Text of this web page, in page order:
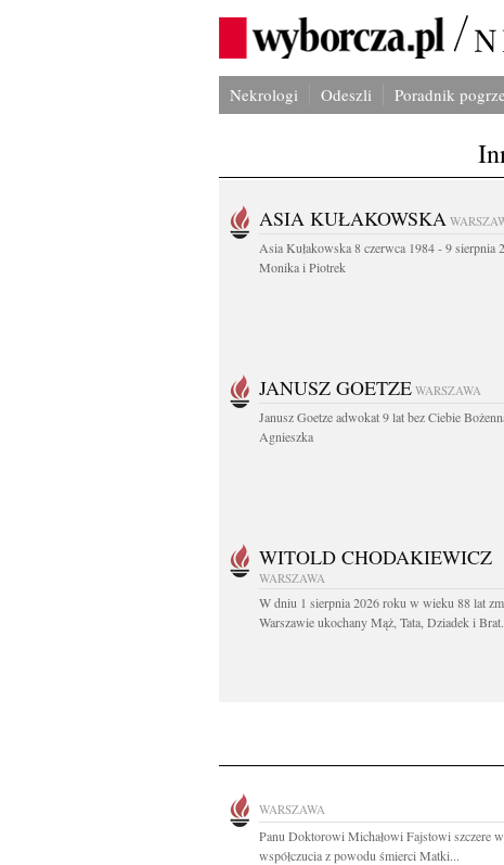
Nekrologi Odeszli Poradnik
ASIA KUŁAKOWSKA
Asia Kułakowska 8 czerwca 1984 - 9 sierpnia
Monika i Piotrek
JANUSZ GOETZE WARSZAWA
Janusz Goetze adwokat 9 lat bez Ciebie
Agnieszka
WITOLD CHODAKIEWICZ
WARSZAWA
W dniu 1 sierpnia 2026 roku w wieku 88 lat
Warszawie ukochany Mąż, Tata, Dziadek i
WARSZAWA
Panu Doktorowi Michałowi Fajstowi szczere
współczucia z powodu śmierci Matki...